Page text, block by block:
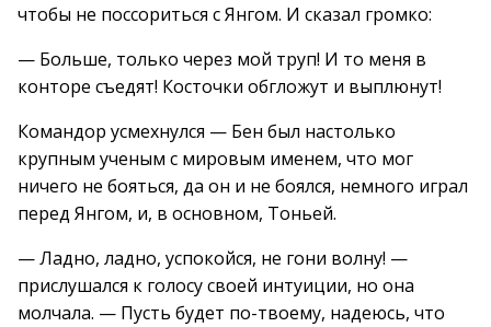
чтобы не поссориться с Янгом. И сказал громко:
— Больше, только через мой труп! И то меня в
конторе съедят! Косточки обгложут и выплюнут!
Командор усмехнулся — Бен был настолько
крупным ученым с мировым именем, что мог
ничего не бояться, да он и не боялся, немного играл
перед Янгом, и, в основном, Тоньей.
— Ладно, ладно, успокойся, не гони волну! —
прислушался к голосу своей интуиции, но она
молчала. — Пусть будет по-твоему, надеюсь, что